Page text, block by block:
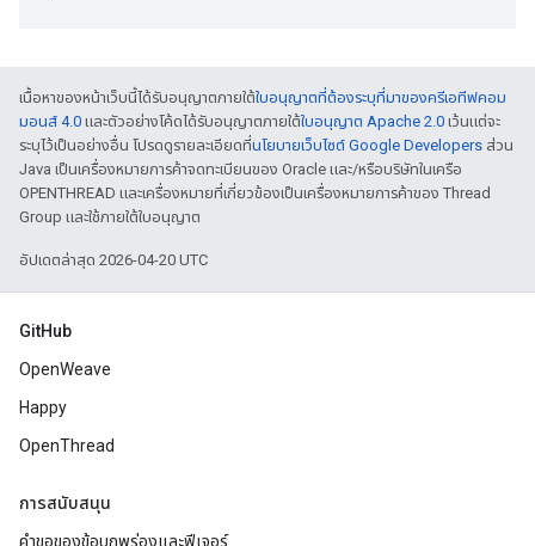
เนื้อหาของหน้าเว็บนี้ได้รับอนุญาตภายใต้ใบอนุญาตที่ต้องระบุที่มาของครีเอทีฟคอม
มอนส์ 4.0 และตัวอย่างโค้ดได้รับอนุญาตภายใต้ใบอนุญาต Apache 2.0 เว้นแต่จะ
ระบุไว้เป็นอย่างอื่น โปรดดูรายละเอียดที่นโยบายเว็บไซต์ Google Developers ส่วน
Java เป็นเครื่องหมายการค้าจดทะเบียนของ Oracle และ/หรือบริษัทในเครือ
OPENTHREAD และเครื่องหมายที่เกี่ยวข้องเป็นเครื่องหมายการค้าของ Thread
Group และใช้ภายใต้ใบอนุญาต
อัปเดตล่าสุด 2026-04-20 UTC
GitHub
OpenWeave
Happy
OpenThread
การสนับสนุน
คำขอของข้อบกพร่องและฟีเจอร์